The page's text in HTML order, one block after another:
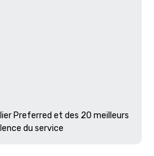
Preferred et des 20 meilleurs